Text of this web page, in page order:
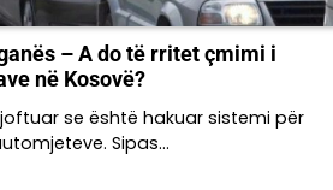
– A do të rritet çmimi i
në Kosovë?
se është hakuar sistemi për
Sipas…